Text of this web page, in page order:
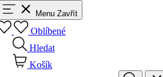
Menu Zavřít
Oblíbené
Hledat
Košík